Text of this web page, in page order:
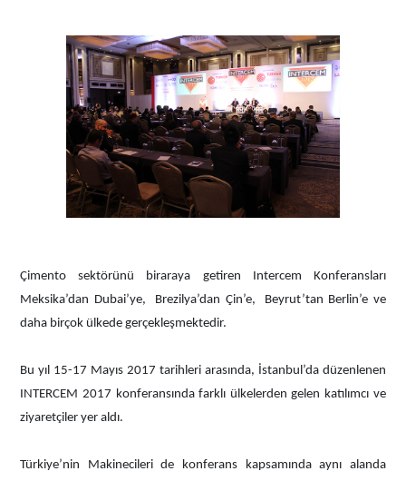
Çimento sektörünü biraraya getiren Intercem Konferansları
Meksika’dan Dubai’ye, Brezilya’dan Çin’e, Beyrut’tan Berlin’e ve
daha birçok ülkede gerçekleşmektedir.
Bu yıl 15-17 Mayıs 2017 tarihleri arasında, İstanbul’da düzenlenen
INTERCEM 2017 konferansında farklı ülkelerden gelen katılımcı ve
ziyaretçiler yer aldı.
Türkiye’nin Makinecileri de konferans kapsamında aynı alanda